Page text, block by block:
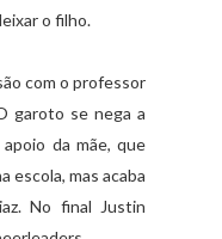
o filho.
com o professor
garoto se nega a
da mãe, que
escola, mas acaba
No final Justin